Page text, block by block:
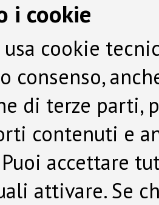
i cookie
cookie
consenso,
di terze parti,
contenuti e
Puoi accettare
attivare. Se